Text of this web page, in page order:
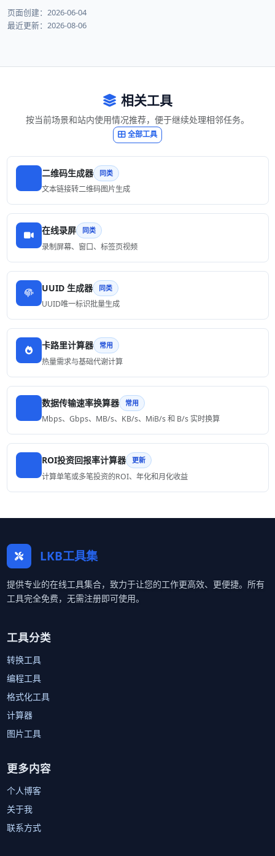
页面创建：2026-06-04
最近更新：2026-08-06
相关工具
按当前场景和站内使用情况推荐，便于继续处理相邻任务。
全部工具
二维码生成器 同类
文本链接转二维码图片生成
在线录屏 同类
录制屏幕、窗口、标签页视频
UUID 生成器 同类
UUID唯一标识批量生成
卡路里计算器 常用
热量需求与基础代谢计算
数据传输速率换算器 常用
Mbps、Gbps、MB/s、KB/s、MiB/s 和 B/s 实时换算
ROI投资回报率计算器 更新
计算单笔或多笔投资的ROI、年化和月化收益
LKB工具集
提供专业的在线工具集合，致力于让您的工作更高效、更便捷。所有
工具完全免费，无需注册即可使用。
工具分类
转换工具
编程工具
格式化工具
计算器
图片工具
更多内容
个人博客
关于我
联系方式